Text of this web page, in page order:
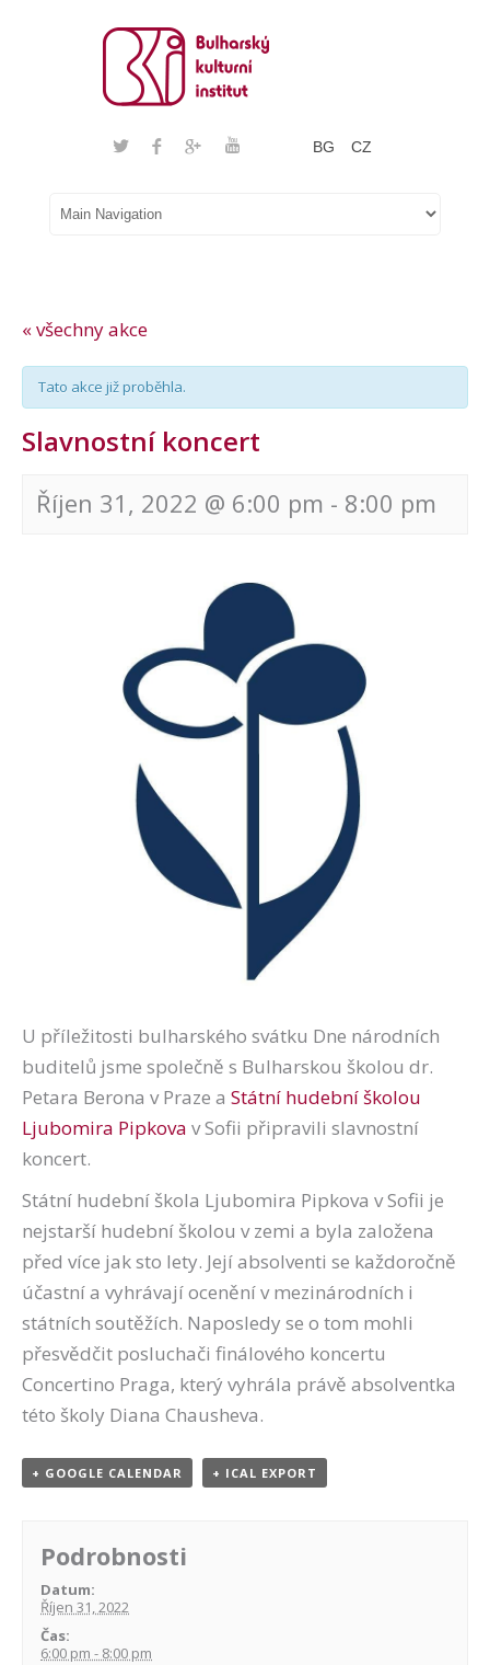
BG CZ
« všechny akce
Tato akce již proběhla.
Slavnostní koncert
Říjen 31, 2022 @ 6:00 pm - 8:00 pm
U příležitosti bulharského svátku Dne národních
buditelů jsme společně s Bulharskou školou dr.
Petara Berona v Praze a Státní hudební školou
Ljubomira Pipkova v Sofii připravili slavnostní
koncert.
Státní hudební škola Ljubomira Pipkova v Sofii je
nejstarší hudební školou v zemi a byla založena
před více jak sto lety. Její absolventi se každoročně
účastní a vyhrávají ocenění v mezinárodních i
státních soutěžích. Naposledy se o tom mohli
přesvědčit posluchači finálového koncertu
Concertino Praga, který vyhrála právě absolventka
této školy Diana Chausheva.
+ GOOGLE CALENDAR + ICAL EXPORT
Podrobnosti
Datum:
Říjen 31, 2022
Čas:
6:00 pm - 8:00 pm